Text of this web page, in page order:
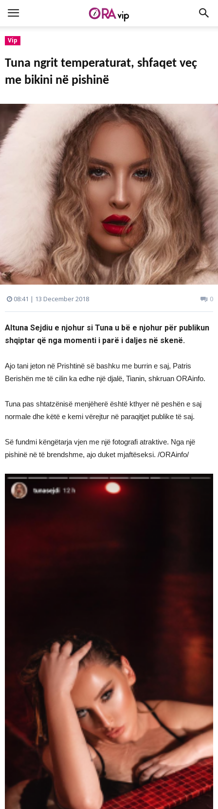
Vip
Tuna ngrit temperaturat, shfaqet veç
me bikini në pishinë
08:41 | 13 December 2018 0
Altuna Sejdiu e njohur si Tuna u bë e njohur për publikun
shqiptar që nga momenti i parë i daljes në skenë.
Ajo tani jeton në Prishtinë së bashku me burrin e saj, Patris
Berishën me të cilin ka edhe një djalë, Tianin, shkruan ORAinfo.
Tuna pas shtatzënisë menjëherë është kthyer në peshën e saj
normale dhe këtë e kemi vërejtur në paraqitjet publike të saj.
Së fundmi këngëtarja vjen me një fotografi atraktive. Nga një
pishinë në të brendshme, ajo duket mjaftëseksi. /ORAinfo/